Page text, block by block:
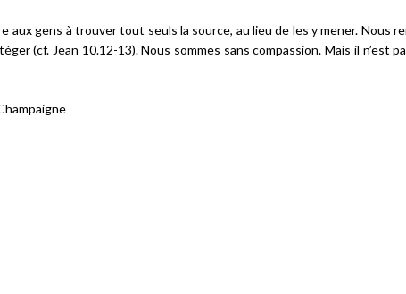
aux gens à trouver tout seuls la source, au lieu de les y mener. Nous
(cf. Jean 10.12-13). Nous sommes sans compassion. Mais il n’est